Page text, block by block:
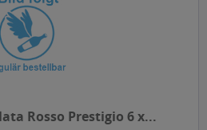
Rosso Prestigio 6 x...